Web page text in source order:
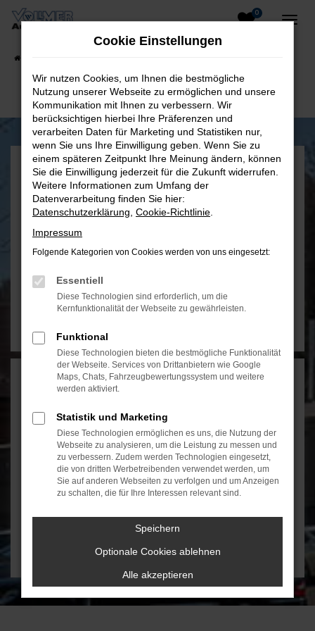
Zum
0
Öffnungszeiten
Mo. - Do. 8:00 – 12:00 Uhr
8:00 - 12:00 Uhr
Kontakt
Vollmer Automobile GmbH
Kanalstr. 30
73061 Ebersbach
kontakt@vollmer-automobile.de
Cookie Einstellungen
Wir nutzen Cookies, um Ihnen die bestmögliche
Nutzung unserer Webseite zu ermöglichen und unsere
Kommunikation mit Ihnen zu verbessern. Wir
berücksichtigen hierbei Ihre Präferenzen und
verarbeiten Daten für Marketing und Statistiken nur,
wenn Sie uns Ihre Einwilligung geben. Wenn Sie zu
einem späteren Zeitpunkt Ihre Meinung ändern, können
Sie die Einwilligung jederzeit für die Zukunft widerrufen.
Weitere Informationen zum Umfang der
Datenverarbeitung finden Sie hier:
Datenschutzerklärung Cookie-Richtlinie
Impressum
Folgende Kategorien von Cookies werden von uns eingesetzt:
Essentiell
Diese Technologien sind erforderlich, um die
Kernfunktionalität der Webseite zu gewährleisten.
Funktional
Diese Technologien bieten die bestmögliche Funktionalität
der Webseite. Services von Drittanbietern wie Google
Maps, Chats, Fahrzeugbewertungssystem und weitere
werden aktiviert.
Statistik und Marketing
Diese Technologien ermöglichen es uns, die Nutzung der
Webseite zu analysieren, um die Leistung zu messen und
zu verbessern. Zudem werden Technologien eingesetzt,
die von dritten Werbetreibenden verwendet werden, um
Sie auf anderen Webseiten zu verfolgen und um Anzeigen
zu schalten, die für Ihre Interessen relevant sind.
Speichern
Optionale Cookies ablehnen
Alle akzeptieren